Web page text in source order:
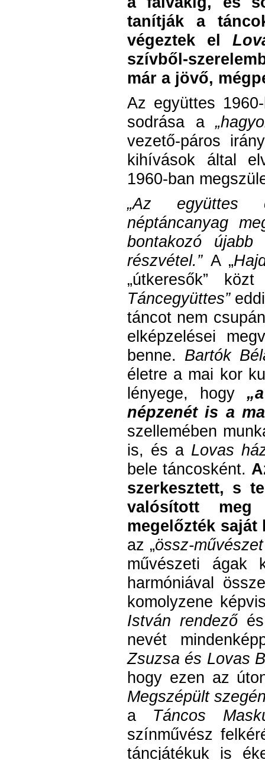
tanítják a
végeztek el
szívből-
már a jövő,
Az együttes
sodrása a
vezető-páros
kihívások által
1960-ban
„Az együttes
néptáncanyag
bontakozó újabb
részvétel.” A „
„útkeresők”
Táncegyüttes”
táncot nem
elképzelései
benne. Bartók
életre a mai kor
lényege, hogy
népzenét is a
szellemében
is, és a Lovas
bele táncosként.
szerkesztett, s
valósított meg
megelőzték saját
az „össz-
művészeti ágak
harmóniával
komolyzene
István rendező
nevét
Zsuzsa és Lovas
hogy ezen az
Megszépült
a Táncos
színművész
táncjátékuk is